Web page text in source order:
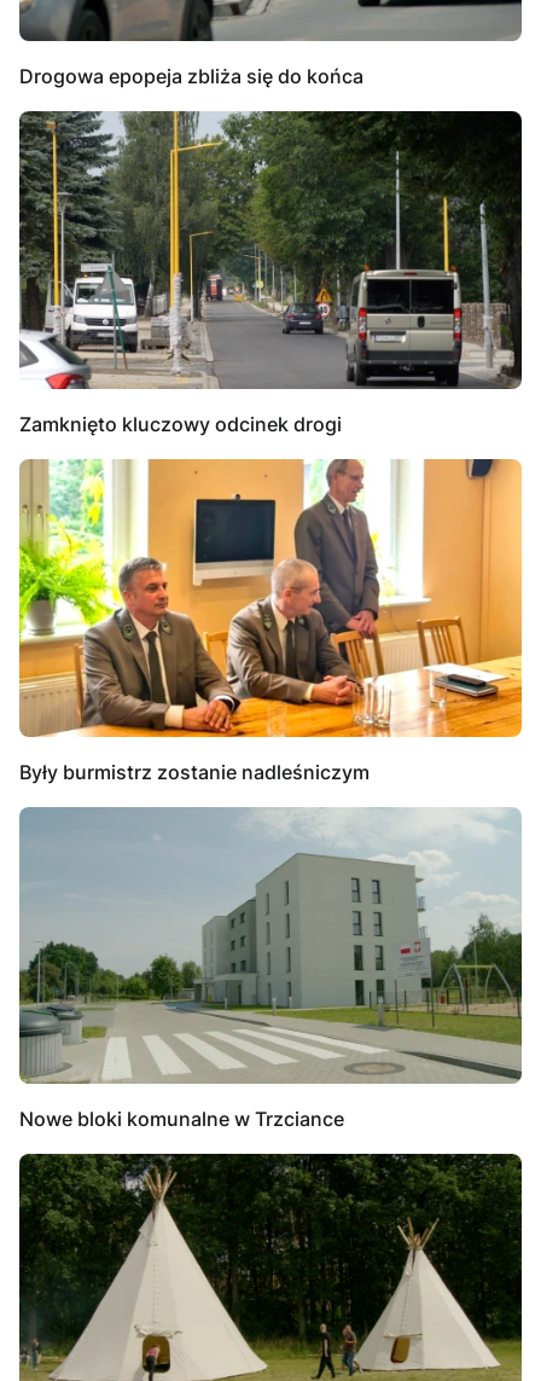
Drogowa epopeja zbliża się do końca
Zamknięto kluczowy odcinek drogi
Były burmistrz zostanie nadleśniczym
Nowe bloki komunalne w Trzciance